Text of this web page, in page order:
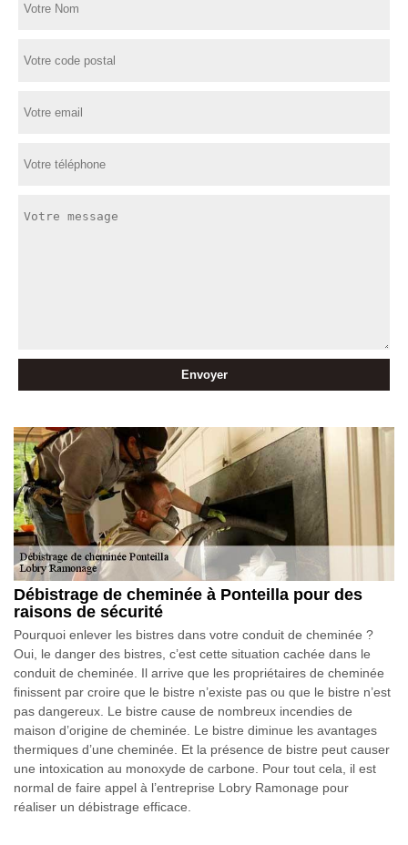
Débistrage de cheminée à Ponteilla pour des
raisons de sécurité
Pourquoi enlever les bistres dans votre conduit de cheminée ?
Oui, le danger des bistres, c’est cette situation cachée dans le
conduit de cheminée. Il arrive que les propriétaires de cheminée
finissent par croire que le bistre n’existe pas ou que le bistre n’est
pas dangereux. Le bistre cause de nombreux incendies de
maison d’origine de cheminée. Le bistre diminue les avantages
thermiques d’une cheminée. Et la présence de bistre peut causer
une intoxication au monoxyde de carbone. Pour tout cela, il est
normal de faire appel à l’entreprise Lobry Ramonage pour
réaliser un débistrage efficace.